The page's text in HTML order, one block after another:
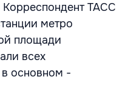
Корреспондент ТАСС
метро
площади
всех
основном -